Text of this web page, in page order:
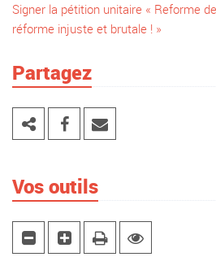
Signer la pétition unitaire « Reforme
réforme injuste et brutale ! »
Partagez
Vos outils